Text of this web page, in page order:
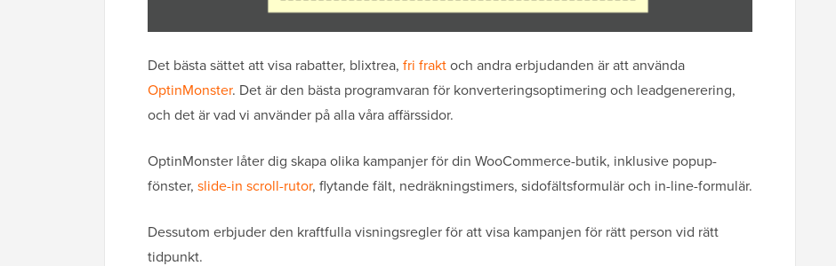
Det bästa sättet att visa rabatter, blixtrea, fri fraktoch andra erbjudanden är att använda
OptinMonster. Det är den bästa programvaran för konverteringsoptimering och leadgenerering,
och det är vad vi använder på alla våra affärssidor.
OptinMonster låter dig skapa olika kampanjer för din WooCommerce-butik, inklusive popup-
fönster, slide-in scroll-rutor, flytande fält, nedräkningstimers, sidofältsformulär och in-line-formulär.
Dessutom erbjuder den kraftfulla visningsregler för att visa kampanjen för rätt person vid rätt
tidpunkt.